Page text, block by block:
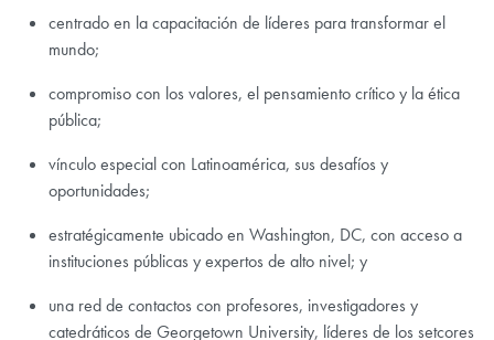
centrado en la capacitación de líderes para transformar el
mundo;
compromiso con los valores, el pensamiento crítico y la ética
pública;
vínculo especial con Latinoamérica, sus desafíos y
oportunidades;
estratégicamente ubicado en Washington, DC, con acceso a
instituciones públicas y expertos de alto nivel; y
una red de contactos con profesores, investigadores y
catedráticos de Georgetown University, líderes de los setcores